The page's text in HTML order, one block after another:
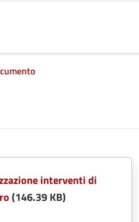
interventi di
(146.39 KB)